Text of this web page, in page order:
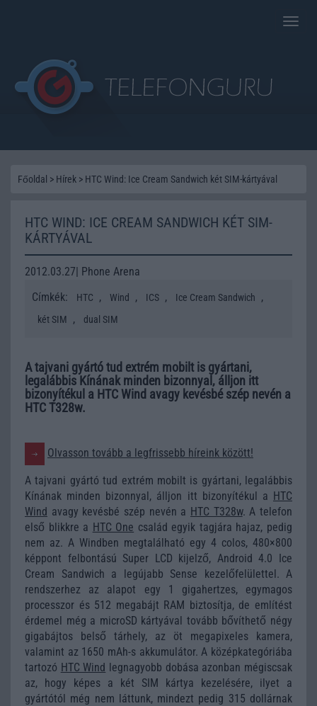
Toggle
Főoldal > Hírek > HTC Wind: Ice Cream Sandwich két SIM-kártyával
HTC WIND: ICE CREAM SANDWICH KÉT SIM-
KÁRTYÁVAL
2012.03.27| Phone Arena
Címkék:
HTC , Wind , ICS , Ice Cream Sandwich ,
két SIM , dual SIM
A tajvani gyártó tud extrém mobilt is gyártani,
legalábbis Kínának minden bizonnyal, álljon itt
bizonyítékul a HTC Wind avagy kevésbé szép nevén a
HTC T328w.
Olvasson tovább a legfrissebb híreink között!
A tajvani gyártó tud extrém mobilt is gyártani, legalábbis
Kínának minden bizonnyal, álljon itt bizonyítékul a HTC
Wind avagy kevésbé szép nevén a HTC T328w. A telefon
első blikkre a HTC One család egyik tagjára hajaz, pedig
nem az. A Windben megtalálható egy 4 colos, 480×800
képpont felbontású Super LCD kijelző, Android 4.0 Ice
Cream Sandwich a legújabb Sense kezelőfelülettel. A
rendszerhez az alapot egy 1 gigahertzes, egymagos
processzor és 512 megabájt RAM biztosítja, de említést
érdemel még a microSD kártyával tovább bővíthető négy
gigabájtos belső tárhely, az öt megapixeles kamera,
valamint az 1650 mAh-s akkumulátor. A középkategóriába
tartozó HTC Wind legnagyobb dobása azonban mégiscsak
az, hogy képes a két SIM kártya kezelésére, ilyet a
gyártótól még nem láttunk, mindezt pedig 315 dollárnak